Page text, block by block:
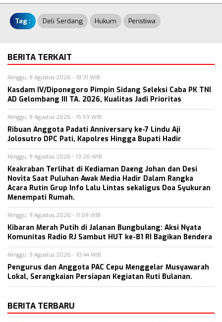
Tag : Deli Serdang Hukum Peristiwa
BERITA TERKAIT
Minggu, 9 Agustus 2026 - 18:31 WIB
Kasdam IV/Diponegoro Pimpin Sidang Seleksi Caba PK TNI
AD Gelombang III TA. 2026, Kualitas Jadi Prioritas
Minggu, 9 Agustus 2026 - 15:59 WIB
Ribuan Anggota Padati Anniversary ke-7 Lindu Aji
Jolosutro DPC Pati, Kapolres Hingga Bupati Hadir
Minggu, 9 Agustus 2026 - 13:26 WIB
Keakraban Terlihat di Kediaman Daeng Johan dan Desi
Novita Saat Puluhan Awak Media Hadir Dalam Rangka
Acara Rutin Grup Info Lalu Lintas sekaligus Doa Syukuran
Menempati Rumah.
Minggu, 9 Agustus 2026 - 11:09 WIB
Kibaran Merah Putih di Jalanan Bungbulang: Aksi Nyata
Komunitas Radio RJ Sambut HUT ke-81 RI Bagikan Bendera
Minggu, 9 Agustus 2026 - 10:44 WIB
Pengurus dan Anggota PAC Cepu Menggelar Musyawarah
Lokal, Serangkaian Persiapan Kegiatan Ruti Bulanan.
BERITA TERBARU